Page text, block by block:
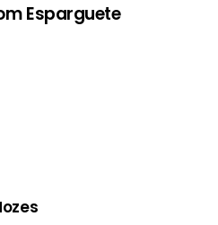
Esparguete